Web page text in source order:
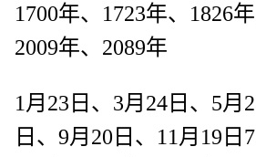
1700年、1723年、1826年
2009年、2089年
1月23日、3月24日、5月
日、9月20日、11月19日